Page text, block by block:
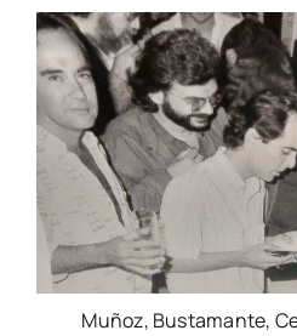
Muñoz, Bus­ta­man­te,